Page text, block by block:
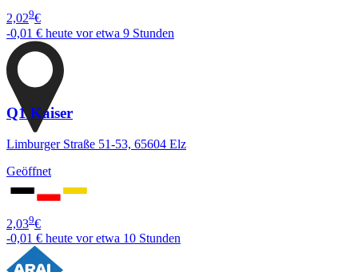
2,029€
-0,01 € heute vor etwa 9 Stunden
Q1 Kaiser
Limburger Straße 51-53, 65604 Elz
Geöffnet
2,039€
-0,01 € heute vor etwa 10 Stunden